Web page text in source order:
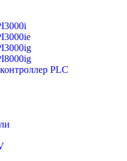
PLC